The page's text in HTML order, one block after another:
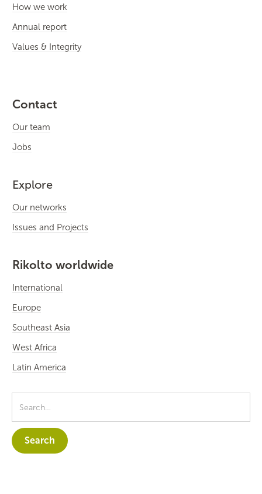
How we work
Annual report
Values & Integrity
Contact
Our team
Jobs
Explore
Our networks
Issues and Projects
Rikolto worldwide
International
Europe
Southeast Asia
West Africa
Latin America